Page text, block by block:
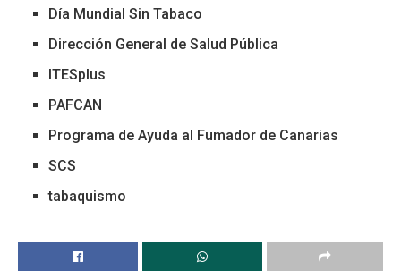
Día Mundial Sin Tabaco
Dirección General de Salud Pública
ITESplus
PAFCAN
Programa de Ayuda al Fumador de Canarias
SCS
tabaquismo